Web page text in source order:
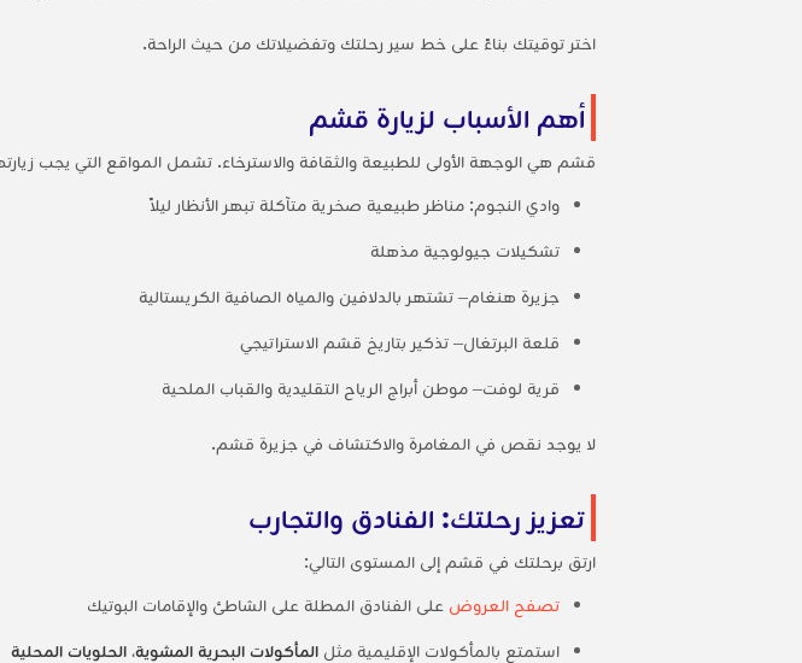
اختر توقيتك بناءً على خط سير رحلتك وتفضيلاتك من حيث الراحة.
أهم الأسباب لزيارة قشم
قشم هي الوجهة الأولى للطبيعة والثقافة والاسترخاء. تشمل المواقع التي يجب
وادي النجوم: مناظر طبيعية صخرية متآكلة تبهر الأنظار ليلاً
تشكيلات جيولوجية مذهلة
جزيرة هنغام– تشتهر بالدلافين والمياه الصافية الكريستالية
قلعة البرتغال– تذكير بتاريخ قشم الاستراتيجي
قرية لوفت– موطن أبراج الرياح التقليدية والقباب الملحية
لا يوجد نقص في المغامرة والاكتشاف في جزيرة قشم.
تعزيز رحلتك: الفنادق والتجارب
ارتق برحلتك في قشم إلى المستوى التالي:
تصفح العروض على الفنادق المطلة على الشاطئ والإقامات البوتيك
استمتع بالمأكولات الإقليمية مثل المأكولات البحرية المشوية، الحلويات المحلية